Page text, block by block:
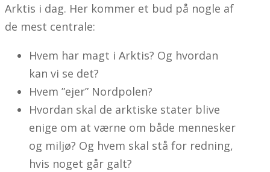
Arktis i dag. Her kommer et bud på nogle af
de mest centrale:
Hvem har magt i Arktis? Og hvordan
kan vi se det?
Hvem ”ejer” Nordpolen?
Hvordan skal de arktiske stater blive
enige om at værne om både mennesker
og miljø? Og hvem skal stå for redning,
hvis noget går galt?